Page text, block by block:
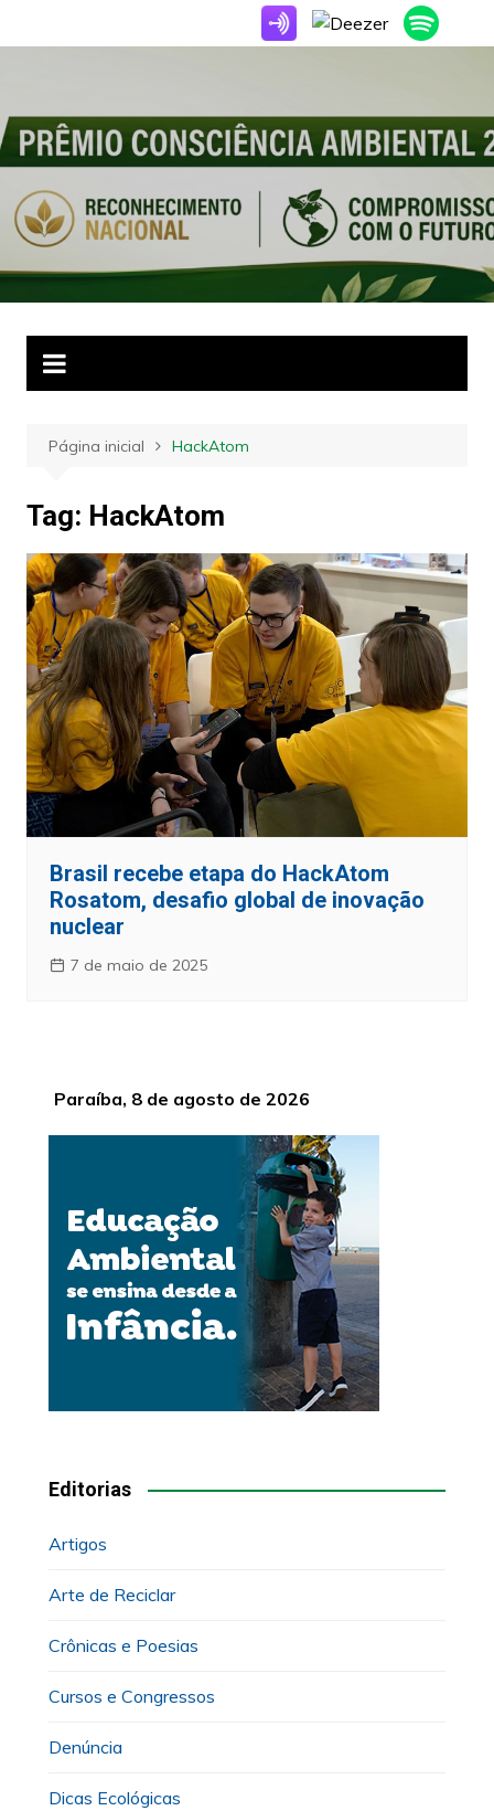
para
Página inicial HackAtom
Tag: HackAtom
Brasil recebe etapa do HackAtom
Rosatom, desafio global de inovação
nuclear
7 de maio de 2025
Paraíba, 8 de agosto de 2026
Editorias
Artigos
Arte de Reciclar
Crônicas e Poesias
Cursos e Congressos
Denúncia
Dicas Ecológicas